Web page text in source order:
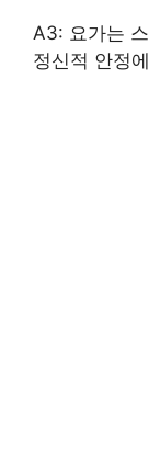
A3: 요가는
정신적 안정